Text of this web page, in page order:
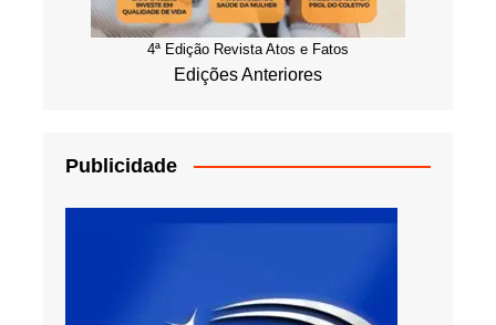
4ª Edição Revista Atos e Fatos
Edições Anteriores
Publicidade